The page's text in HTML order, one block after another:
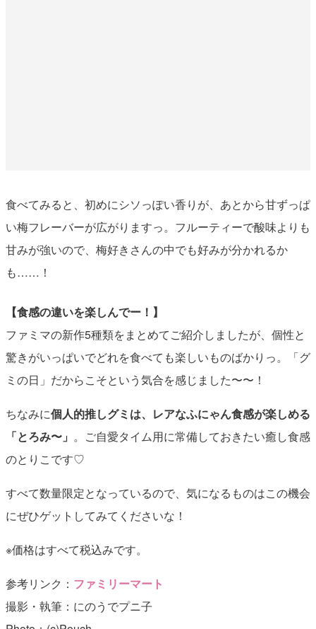
食べてみると、初めにシソっぽい香りが、あとから甘ずっぱ
い梅フレーバーが広がりますっ。フルーティーで酸味よりも
甘みが強いので、梅好きさんの中でも好みが分かれるか
も……！
【食感の違いを楽しんでー！】
ファミマの新作5種類をまとめてご紹介しましたが、個性と
驚きがいっぱいでどれを食べても楽しいものばかりっ。「グ
ミの日」だからこそという気合を感じました〜〜！
ちなみに個人的推しグミは、レアなふにゃん食感が楽しめる
「とろみ〜」 。ご自愛タイム用に常備しておきたい癒し食感
のとりこです♡
すべて数量限定となっているので、気になるものはこの機会
にぜひゲットしてみてくださいな！
※価格はすべて税込みです。
参考リンク： ファミリーマート
撮影・執筆：にのうでプニ子